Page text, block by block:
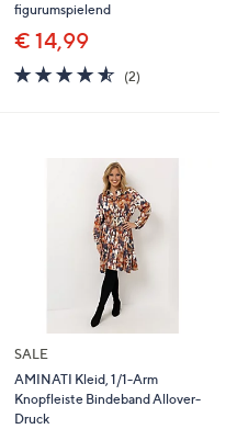
figurumspielend
€ 14,99
4.5
von
(2)2
SALE
AMINATI Kleid, 1/1-Arm
Knopfleiste Bindeband Allover-
Druck